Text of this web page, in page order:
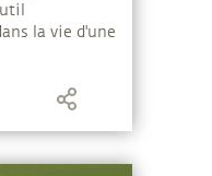
la vie d'une